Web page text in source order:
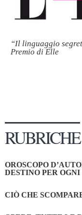
“Il linguaggio
Premio di Elle
RUBRICHE
OROSCOPO
DESTINO PER OGNI
CIÒ CHE